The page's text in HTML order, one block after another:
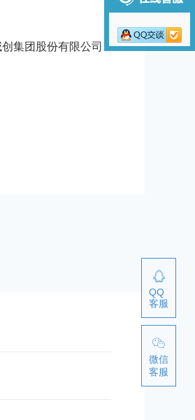
集团股份有限公司
QQ
客服
微信
客服